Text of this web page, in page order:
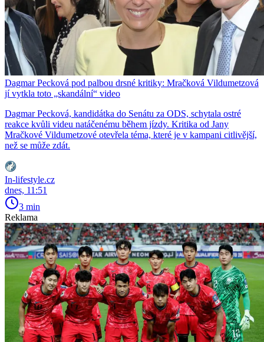
Dagmar Pecková pod palbou drsné kritiky: Mračková Vildumetzová
jí vytkla toto „skandální“ video
Dagmar Pecková, kandidátka do Senátu za ODS, schytala ostré
reakce kvůli videu natáčenému během jízdy. Kritika od Jany
Mračkové Vildumetzové otevřela téma, které je v kampani citlivější,
než se může zdát.
In-lifestyle.cz
dnes, 11:51
3 min
Reklama